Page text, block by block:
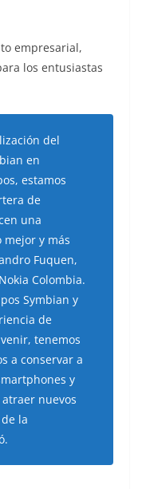
empresarial,
los entusiastas
del
en
estamos
de
una
y más
Fuquen,
Colombia.
Symbian y
de
tenemos
a conservar a
y
nuevos
la